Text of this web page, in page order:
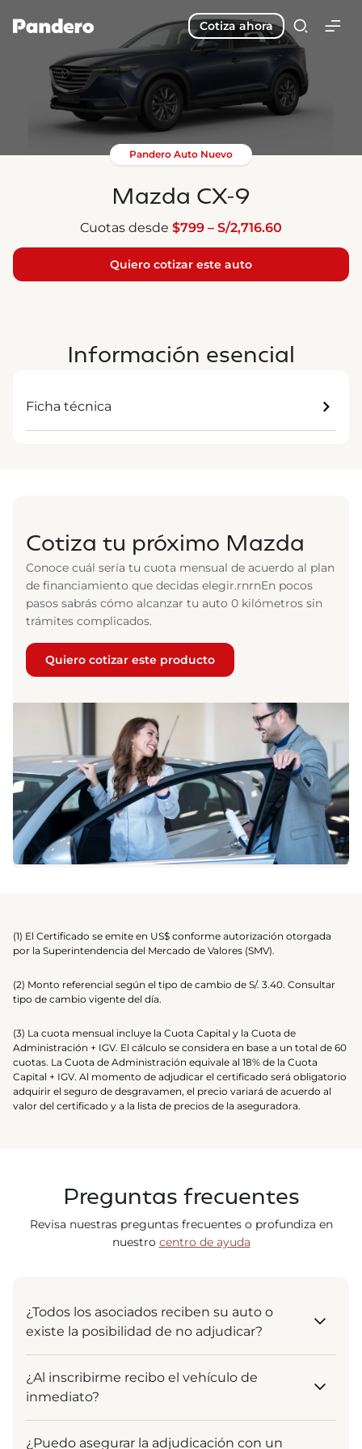
Cotiza ahora
Pandero Auto Nuevo
Mazda CX-9
Cuotas desde $799 – S/2,716.60
Quiero cotizar este auto
Información esencial
Ficha técnica
Cotiza tu próximo Mazda
Conoce cuál sería tu cuota mensual de acuerdo al plan
de financiamiento que decidas elegir.rnrnEn pocos
pasos sabrás cómo alcanzar tu auto 0 kilómetros sin
trámites complicados.
Quiero cotizar este producto
(1) El Certificado se emite en US$ conforme autorización otorgada
por la Superintendencia del Mercado de Valores (SMV).
(2) Monto referencial según el tipo de cambio de S/. 3.40. Consultar
tipo de cambio vigente del día.
(3) La cuota mensual incluye la Cuota Capital y la Cuota de
Administración + IGV. El cálculo se considera en base a un total de 60
cuotas. La Cuota de Administración equivale al 18% de la Cuota
Capital + IGV. Al momento de adjudicar el certificado será obligatorio
adquirir el seguro de desgravamen, el precio variará de acuerdo al
valor del certificado y a la lista de precios de la aseguradora.
Preguntas frecuentes
Revisa nuestras preguntas frecuentes o profundiza en
nuestro centro de ayuda
¿Todos los asociados reciben su auto o
existe la posibilidad de no adjudicar?
todos reciban su vehículo. La adjudicación es un
derecho garantizado para todos los asociados que
se mantienen al día en sus pagos. Ya sea al inicio,
al medio o al final del plazo, tu entrega está
¿Al inscribirme recibo el vehículo de
inmediato?
¿Puedo asegurar la adjudicación con un